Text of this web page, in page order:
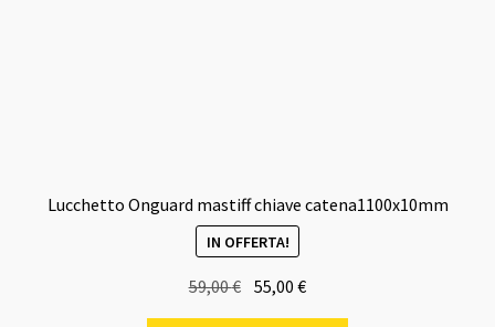
Lucchetto Onguard mastiff chiave catena1100x10mm
IN OFFERTA!
59,00€
prezzo
55,00€Il
prezzo